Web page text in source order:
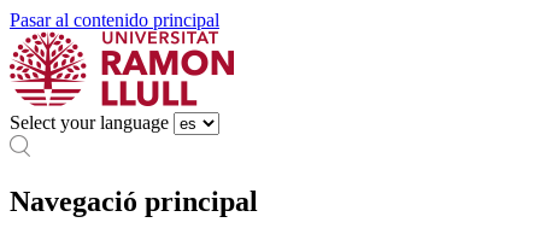
Pasar al contenido principal
Select your language
Navegació principal